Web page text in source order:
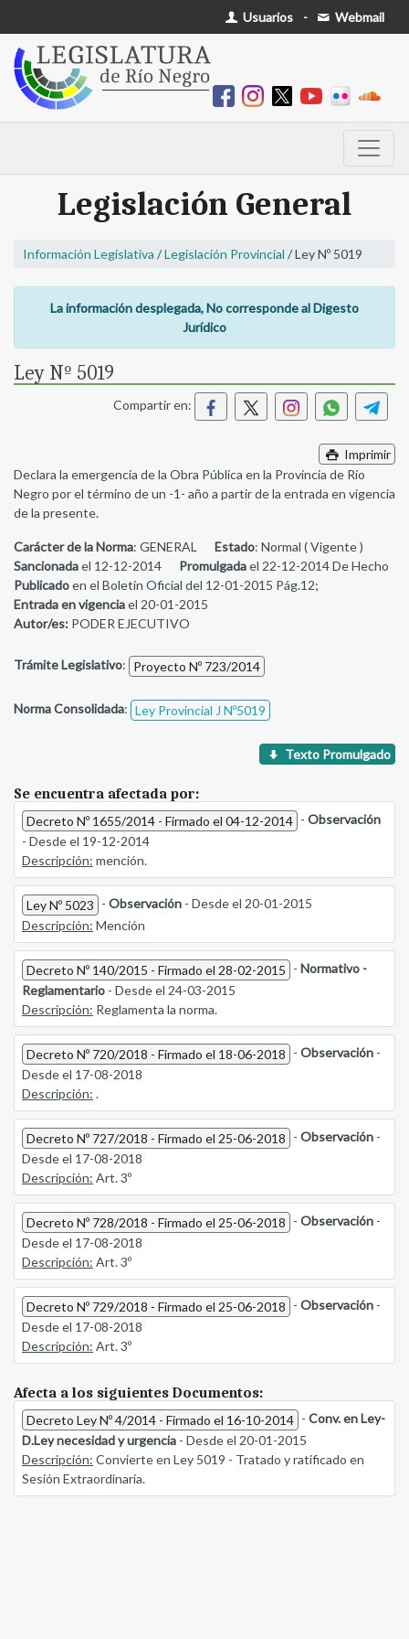
Usuarios - Webmail
Legislación General
Información Legislativa /Legislación Provincial / Ley Nº 5019
La información desplegada, No corresponde al Digesto
Jurídico
Ley Nº 5019
Compartir en:
Imprimir
Declara la emergencia de la Obra Pública en la Provincia de Río
Negro por el término de un -1- año a partir de la entrada en vigencia
de la presente.
Carácter de la Norma: GENERAL Estado: Normal ( Vigente )
Sancionadael 12-12-2014 Promulgadael 22-12-2014 De Hecho
Publicadoen el Boletín Oficial del 12-01-2015 Pág.12;
Entrada en vigenciael 20-01-2015
Autor/es: PODER EJECUTIVO
Trámite Legislativo: Proyecto Nº 723/2014
Norma Consolidada: Ley Provincial J Nº5019
Texto Promulgado
Se encuentra afectada por:
Decreto Nº 1655/2014 - Firmado el 04-12-2014 - Observación
- Desde el 19-12-2014
Descripción: mención.
Ley Nº 5023 - Observación - Desde el 20-01-2015
Descripción: Mención
Decreto Nº 140/2015 - Firmado el 28-02-2015 - Normativo -
Reglamentario - Desde el 24-03-2015
Descripción: Reglamenta la norma.
Decreto Nº 720/2018 - Firmado el 18-06-2018 - Observación -
Desde el 17-08-2018
Descripción: .
Decreto Nº 727/2018 - Firmado el 25-06-2018 - Observación -
Desde el 17-08-2018
Descripción: Art. 3º
Decreto Nº 728/2018 - Firmado el 25-06-2018 - Observación -
Desde el 17-08-2018
Descripción: Art. 3º
Decreto Nº 729/2018 - Firmado el 25-06-2018 - Observación -
Desde el 17-08-2018
Descripción: Art. 3º
Afecta a los siguientes Documentos:
Decreto Ley Nº 4/2014 - Firmado el 16-10-2014 - Conv. en Ley-
D.Ley necesidad y urgencia - Desde el 20-01-2015
Descripción: Convierte en Ley 5019 - Tratado y ratificado en
Sesión Extraordinaria.